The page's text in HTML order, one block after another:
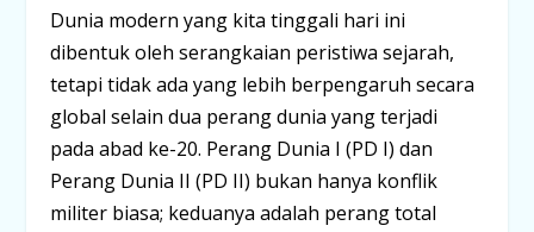
Dunia modern yang kita tinggali hari ini
dibentuk oleh serangkaian peristiwa sejarah,
tetapi tidak ada yang lebih berpengaruh secara
global selain dua perang dunia yang terjadi
pada abad ke-20. Perang Dunia I (PD I) dan
Perang Dunia II (PD II) bukan hanya konflik
militer biasa; keduanya adalah perang total